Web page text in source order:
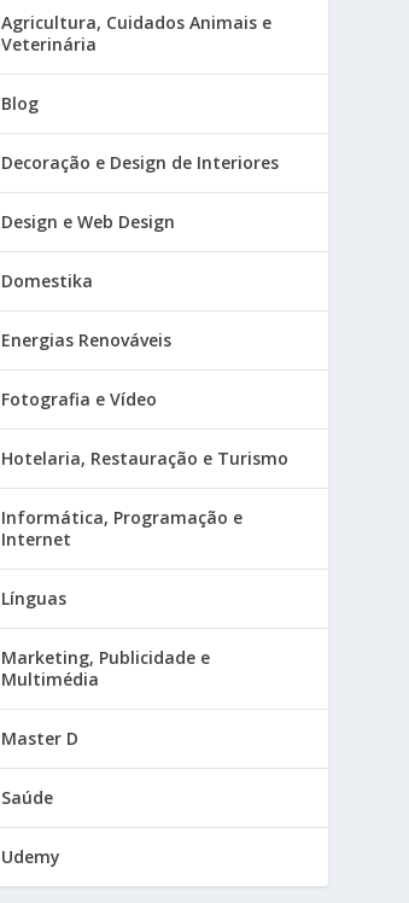
Agricultura, Cuidados Animais e
Veterinária
Blog
Decoração e Design de Interiores
Design e Web Design
Domestika
Energias Renováveis
Fotografia e Vídeo
Hotelaria, Restauração e Turismo
Informática, Programação e
Internet
Línguas
Marketing, Publicidade e
Multimédia
Master D
Saúde
Udemy